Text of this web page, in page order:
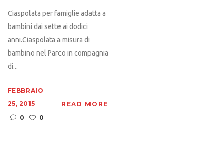
Ciaspolata per famiglie adatta a
bambini dai sette ai dodici
anni.Ciaspolata a misura di
bambino nel Parco in compagnia
di...
FEBBRAIO
25, 2015
0
0
READ MORE